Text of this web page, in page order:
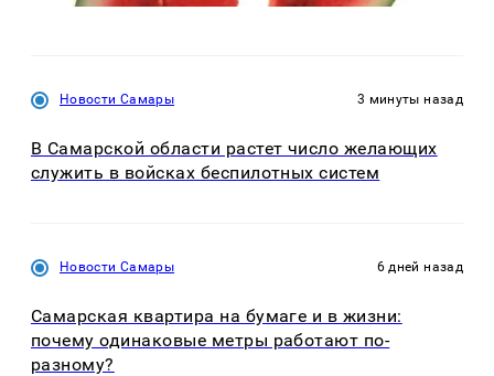
Новости Самары 3 минуты назад
В Самарской области растет число желающих
служить в войсках беспилотных систем
Новости Самары 6 дней назад
Самарская квартира на бумаге и в жизни:
почему одинаковые метры работают по-
разному?